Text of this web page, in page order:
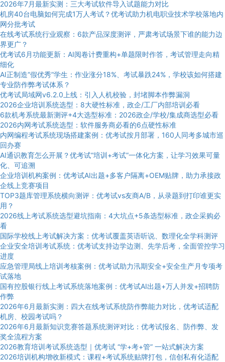
2026年7月最新实测：三大考试软件导入试题能力对比
机房40台电脑如何完成1万人考试？优考试助力机电职业技术学校落地内
网分批考试
在线考试系统行业观察：6款产品深度测评，严肃考试场景下谁的能力边
界更广？
优考试6月功能更新：AI阅卷计费重构+单题限时作答，考试管理走向精
细化
AI正制造“假优秀”学生：作业涨分18%、考试暴跌24%，学校该如何搭建
专业防作弊考试体系？
优考试局域网v6.2.0上线：引入人机校验，封堵脚本作弊漏洞
2026企业培训系统选型：8大硬性标准，政企/工厂内部培训必看
6款机考系统最新测评+4大选型标准：2026政企/学校/集成商选型必看
2026内网考试系统选型：软件服务商必看的6点硬性标准
内网编程考试系统现场搭建案例：优考试按月部署，160人同考多城市巡
回办赛
AI通识教育怎么开展？优考试“培训+考试”一体化方案，让学习效果可量
化、可追溯
企业培训机构案例：优考试AI出题+多客户隔离+OEM贴牌，助力承接政
企线上竞赛项目
TOP3题库管理系统横向测评：优考试vs友商A/B，从录题到打印谁更实
用？
2026线上考试系统选型避坑指南：4大坑点+5条选型标准，政企采购必
看
国际学校线上考试解决方案：优考试覆盖英语听说、数理化全学科测评
企业安全培训考试系统：优考试支持边学边测、先学后考，全面管控学习
进度
应急管理局线上培训考核案例：优考试助力汛期安全+安全生产月专项考
试落地
国有控股银行线上考试系统落地案例：优考试AI出题+万人并发+招聘防
作弊
2026年6月最新实测：四大在线考试系统防作弊能力对比，优考试适配
机房、校园考试吗？
2026年6月最新知识竞赛答题系统测评对比：优考试报名、防作弊、发
奖全流程方案
2026教育培训考试系统选型｜优考试 “学+考+管” 一站式解决方案
2026培训机构增收新模式：课程+考试系统贴牌打包，信创私有化适配